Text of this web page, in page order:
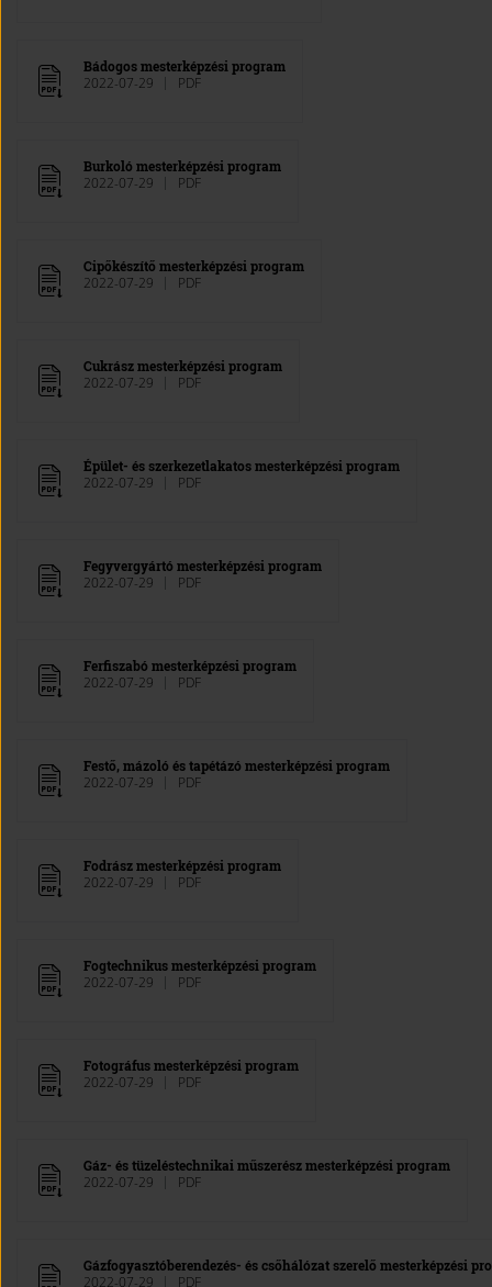
Bádogos mesterképzési program
2022-07-29 PDF
Burkoló mesterképzési program
2022-07-29 PDF
Cipőkészítő mesterképzési program
2022-07-29 PDF
Cukrász mesterképzési program
2022-07-29 PDF
Épület- és szerkezetlakatos mesterképzési program
2022-07-29 PDF
Fegyvergyártó mesterképzési program
2022-07-29 PDF
Ferfiszabó mesterképzési program
2022-07-29 PDF
Festő, mázoló és tapétázó mesterképzési program
2022-07-29 PDF
Fodrász mesterképzési program
2022-07-29 PDF
Fogtechnikus mesterképzési program
2022-07-29 PDF
Fotográfus mesterképzési program
2022-07-29 PDF
Gáz- és tüzeléstechnikai műszerész mesterképzési program
2022-07-29 PDF
Gázfogyasztóberendezés- és csőhálózat szerelő mesterképzési
2022-07-29 PDF